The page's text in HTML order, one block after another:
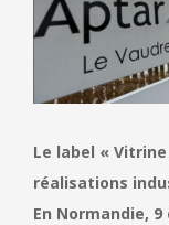
Le label «
réalisations
En Normandie,